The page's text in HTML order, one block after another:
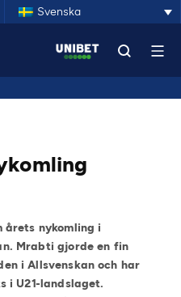
Svenska
årets nykomling i
Mrabti gjorde en fin
i Allsvenskan och har
i U21-landslaget.